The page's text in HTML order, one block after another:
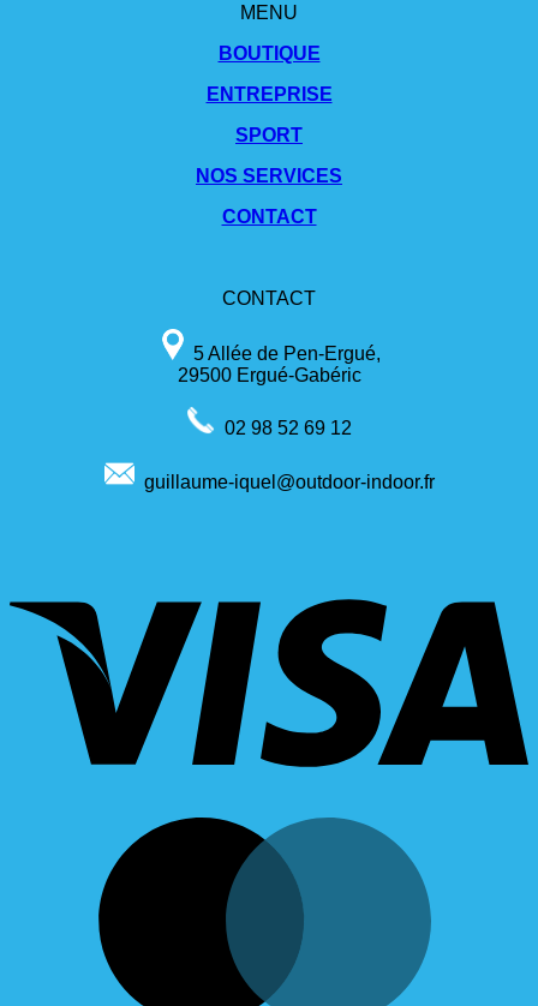
MENU
BOUTIQUE
ENTREPRISE
SPORT
NOS SERVICES
CONTACT
CONTACT
5 Allée de Pen-Ergué,
29500 Ergué-Gabéric
02 98 52 69 12
guillaume-iquel@outdoor-indoor.fr